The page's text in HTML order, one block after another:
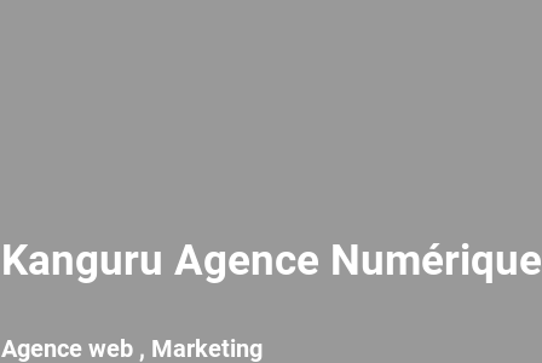
Kanguru Agence Numérique
Agence web , Marketing